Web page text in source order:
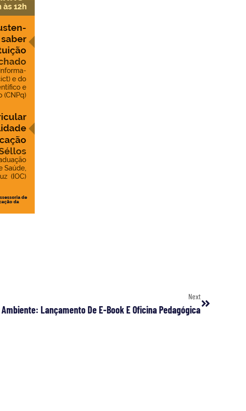
Next
Ambiente: Lançamento De E-Book E Oficina Pedagógica